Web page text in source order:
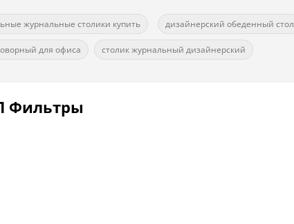
журнальные столики купить дизайнерский обеденный стол
для офиса столик журнальный дизайнерский
Фильтры